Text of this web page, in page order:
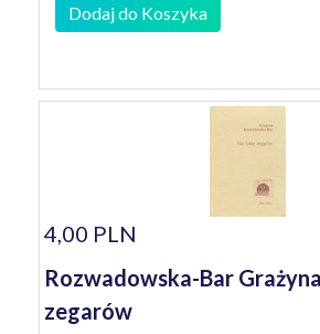
Dodaj do Koszyka
4,00 PLN
Rozwadowska-Bar
zegarów